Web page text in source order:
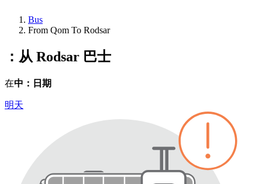
Bus
From Qom To Rodsar
：从 Rodsar 巴士
在中：日期
明天